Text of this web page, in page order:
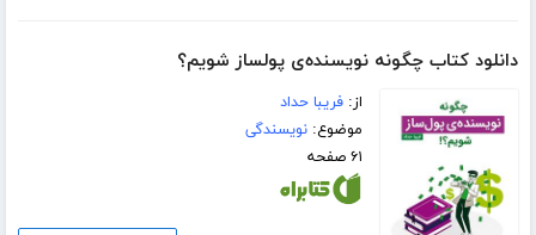
دانلود کتاب چگونه نویسنده‌ی پولساز شویم؟
از:فریبا حداد
موضوع:نویسندگی
۶۱ صفحه